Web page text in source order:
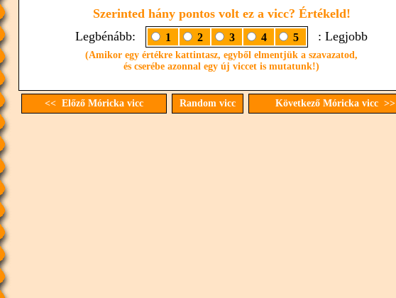
Szerinted hány pontos volt ez a vicc? Értékeld!
Legbénább:
1 2 3 4 5 : Legjobb
(Amikor egy értékre kattintasz, egyből elmentjük a szavazatod,
és cserébe azonnal egy új viccet is mutatunk!)
<< Előző Móricka vicc Random vicc Következő Móricka vicc >>